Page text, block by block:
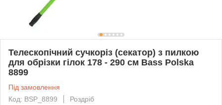
Телескопічний сучкоріз (секатор) з пилкою
для обрізки гілок 178 - 290 см Bass Polska
8899
Під замовлення
Код: BSP_8899
Роздріб